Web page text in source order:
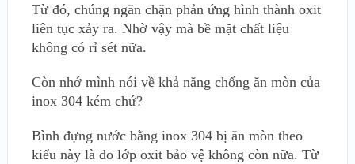
Từ đó, chúng ngăn chặn phản ứng hình thành oxit
liên tục xảy ra. Nhờ vậy mà bề mặt chất liệu
không có rỉ sét nữa.
Còn nhớ mình nói về khả năng chống ăn mòn của
inox 304 kém chứ?
Bình đựng nước bằng inox 304 bị ăn mòn theo
kiểu này là do lớp oxit bảo vệ không còn nữa. Từ